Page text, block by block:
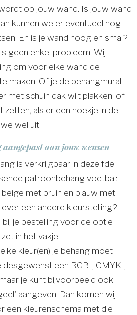
op jouw wand. Is jouw wand
kunnen we er eventueel nog
En is je wand hoog en smal?
geen enkel probleem. Wij
om voor elke wand de
maken. Of je de behangmural
met schuin dak wilt plakken, of
zetten, als er een hoekje in de
wel uit!
aan jouw wensen
is verkrijgbaar in dezelfde
patroonbehang voetbal:
met bruin en blauw met
een andere kleurstelling?
bij je bestelling voor de optie
in het vakje
kleur(en) je behang moet
desgewenst een RGB-, CMYK-,
je kunt bijvoorbeeld ook
aangeven. Dan komen wij
een kleurenschema met die